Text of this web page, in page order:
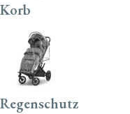
Korb
Regenschutz